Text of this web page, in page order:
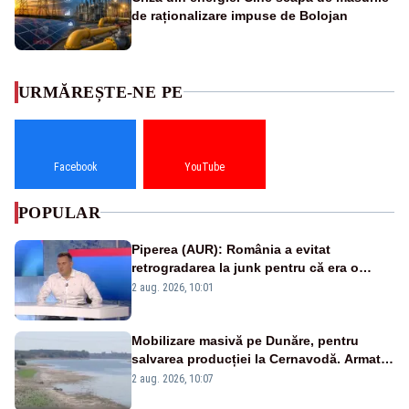
de raționalizare impuse de Bolojan
URMĂREȘTE-NE PE
Facebook YouTube
POPULAR
Piperea (AUR): România a evitat
retrogradarea la junk pentru că era o
catastrofă pentru bănci și fondurile de
2 aug. 2026, 10:01
Mobilizare masivă pe Dunăre, pentru
salvarea producției la Cernavodă. Armata
va detona o stâncă și va devia apa
2 aug. 2026, 10:07